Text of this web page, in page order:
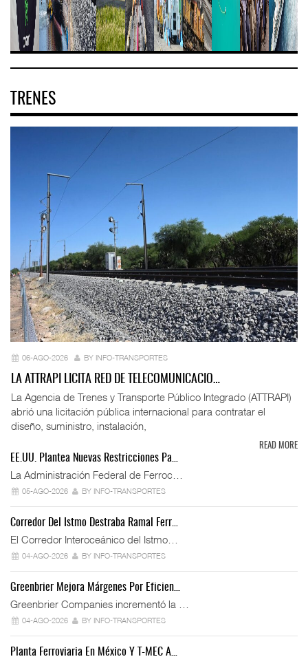
TRENES
06-AGO-2026 BY INFO-TRANSPORTES
LA ATTRAPI LICITA RED DE TELECOMUNICACIO…
La Agencia de Trenes y Transporte Público Integrado (ATTRAPI)
abrió una licitación pública internacional para contratar el
diseño, suministro, instalación,
READ MORE
EE.UU. Plantea Nuevas Restricciones Pa…
La Administración Federal de Ferroc…
05-AGO-2026 BY INFO-TRANSPORTES
Corredor Del Istmo Destraba Ramal Ferr…
El Corredor Interoceánico del Istmo…
04-AGO-2026 BY INFO-TRANSPORTES
Greenbrier Mejora Márgenes Por Eficien…
Greenbrier Companies incrementó la …
04-AGO-2026 BY INFO-TRANSPORTES
Planta Ferroviaria En México Y T-MEC A…